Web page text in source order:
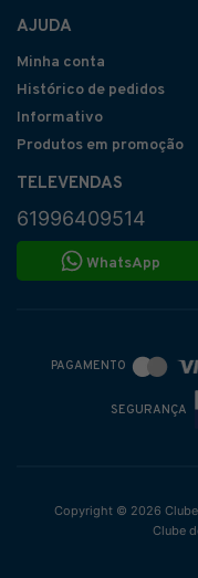
AJUDA
Minha conta
Histórico de pedidos
Informativo
Produtos em promoção
TELEVENDAS
61996409514
WhatsApp
PAGAMENTO
SEGURANÇA
Copyright © 2026
Clube